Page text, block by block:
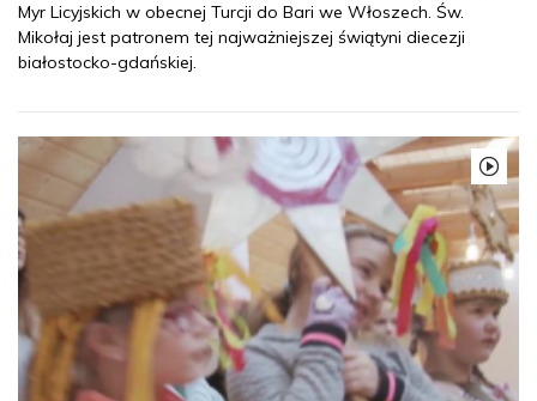
Myr Licyjskich w obecnej Turcji do Bari we Włoszech. Św.
Mikołaj jest patronem tej najważniejszej świątyni diecezji
białostocko-gdańskiej.